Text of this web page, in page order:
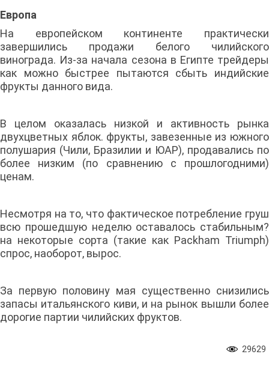
Европа
На европейском континенте практически
завершились продажи белого чилийского
винограда. Из-за начала сезона в Египте трейдеры
как можно быстрее пытаются сбыть индийские
фрукты данного вида.
В целом оказалась низкой и активность рынка
двухцветных яблок. фрукты, завезенные из южного
полушария (Чили, Бразилии и ЮАР), продавались по
более низким (по сравнению с прошлогодними)
ценам.
Несмотря на то, что фактическое потребление груш
всю прошедшую неделю оставалось стабильным?
на некоторые сорта (такие как Packham Triumph)
спрос, наоборот, вырос.
За первую половину мая существенно снизились
запасы итальянского киви, и на рынок вышли более
дорогие партии чилийских фруктов.
29629